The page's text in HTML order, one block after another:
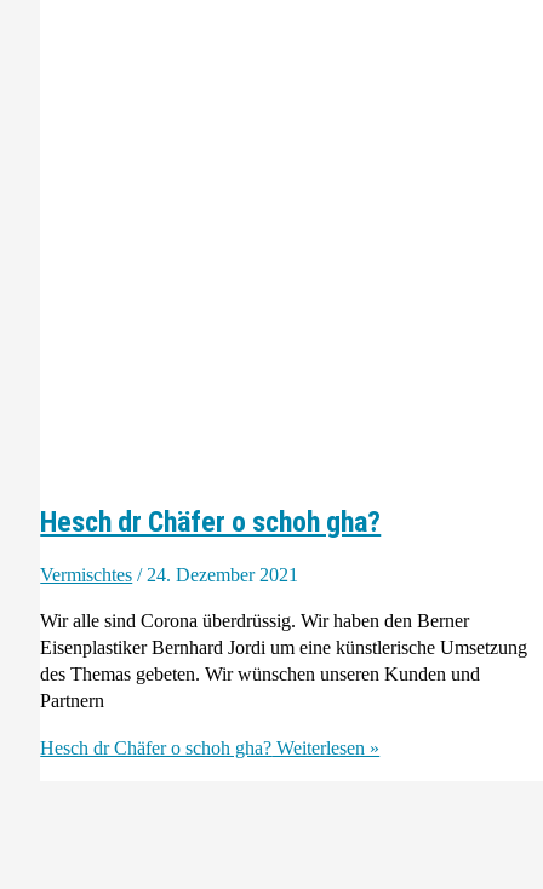
Hesch dr Chäfer o schoh gha?
Vermischtes / 24. Dezember 2021
Wir alle sind Corona überdrüssig. Wir haben den Berner
Eisenplastiker Bernhard Jordi um eine künstlerische Umsetzung
des Themas gebeten. Wir wünschen unseren Kunden und
Partnern
Hesch dr Chäfer o schoh gha? Weiterlesen »